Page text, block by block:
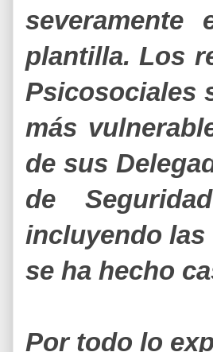
plantilla. Los
Psicosociales
más
de sus
de
incluyendo las
se ha hecho
Por todo lo